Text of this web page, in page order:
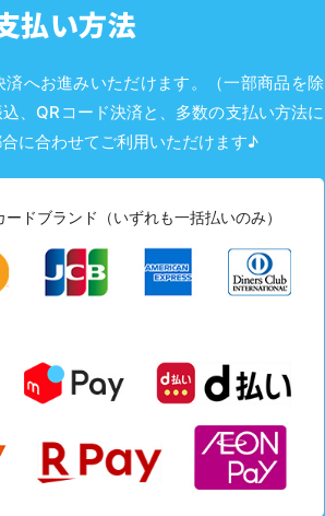
払い方法
へお進みいただけます。（一部商品を除
、QRコード決済と、多数の支払い方法に
に合わせてご利用いただけます♪
ドブランド（いずれも一括払いのみ）